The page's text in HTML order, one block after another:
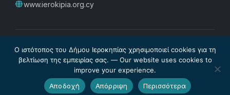
www.ierokipia.org.cy
Πολιτική Προστασίας · Cookies Διαχείριση Cookies
Χρήσης · Σχέδιο Ισότητας των Φύλων ·Δήλωση
Προσβασιμότητας
© Δήμος Ιεροκηπίας 2026. Powered by
Internetivo
Ο ιστότοπος του Δήμου Ιεροκηπίας χρησιμοποιεί cookies για τη
βελτίωση της εμπειρίας σας. — Our website uses cookies to
improve your experience.
Αποδοχή
Απόρριψη Περισσότερα